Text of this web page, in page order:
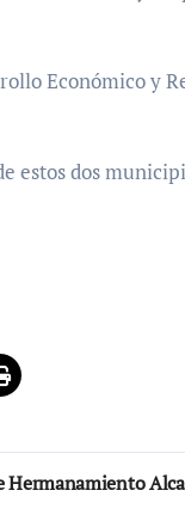
Económico y
estos dos